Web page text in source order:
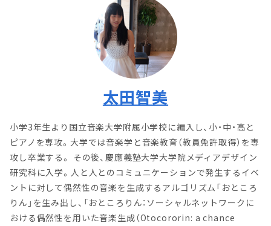
太田智美
小学3年生より国立音楽大学附属小学校に編入し、小・中・高と
ピアノを専攻。大学では音楽学と音楽教育（教員免許取得）を専
攻し卒業する。 その後、慶應義塾大学大学院メディアデザイン
研究科に入学。人と人とのコミュニケーションで発生するイベ
ントに対して偶然性の音楽を生成するアルゴリズム「おところ
りん」を生み出し、「おところりん：ソーシャルネットワークに
おける偶然性を用いた音楽生成（Otocororin: a chance